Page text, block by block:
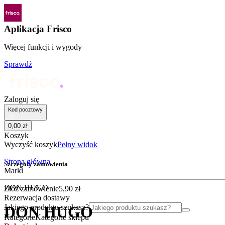
Aplikacja Frisco
Więcej funkcji i wygody
Sprawdź
Zaloguj się
Kod pocztowy
0,00 zł
Koszyk
Wyczyść koszykPełny widok
Szczegóły zamówienia
Złóż zamówienie5,90 zł
Rezerwacja dostawy
Jakiego produktu szukasz?
KategorieKategorie sklepu
Strona główna
Marki
DON HUGO
DON HUGO